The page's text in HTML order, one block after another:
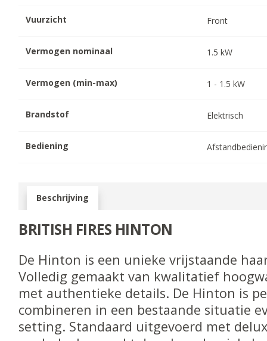
Vuurzicht Front
Vermogen nominaal 1.5 kW
Vermogen (min-max) 1 - 1.5 kW
Brandstof Elektrisch
Bediening
Beschrijving
BRITISH FIRES HINTON
De Hinton is een unieke vrijstaande
Volledig gemaakt van kwalitatief
met authentieke details. De Hinton is
combineren in een bestaande situatie
setting. Standaard uitgevoerd met